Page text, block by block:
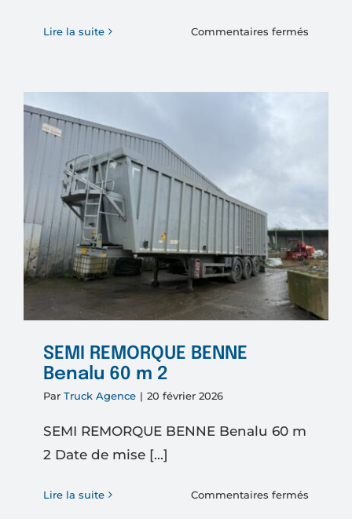
Lire la suite Commentaires fermés
SEMI REMORQUE BENNE
Benalu 60 m 2
Par Truck Agence | 20 février 2026
SEMI REMORQUE BENNE Benalu 60 m
2 Date de mise [...]
Lire la suite Commentaires fermés